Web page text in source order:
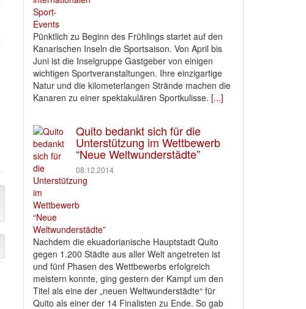
Pünktlich zu Beginn des Frühlings startet auf den
Kanarischen Inseln die Sportsaison. Von April bis
Juni ist die Inselgruppe Gastgeber von einigen
wichtigen Sportveranstaltungen. Ihre einzigartige
Natur und die kilometerlangen Strände machen die
Kanaren zu einer spektakulären Sportkulisse. [...]
Quito bedankt sich für die
Unterstützung im Wettbewerb
“Neue Weltwunderstädte”
08.12.2014
Nachdem die ekuadorianische Hauptstadt Quito
gegen 1.200 Städte aus aller Welt angetreten ist
und fünf Phasen des Wettbewerbs erfolgreich
meistern konnte, ging gestern der Kampf um den
Titel als eine der „neuen Weltwunderstädte“ für
Quito als einer der 14 Finalisten zu Ende. So gab